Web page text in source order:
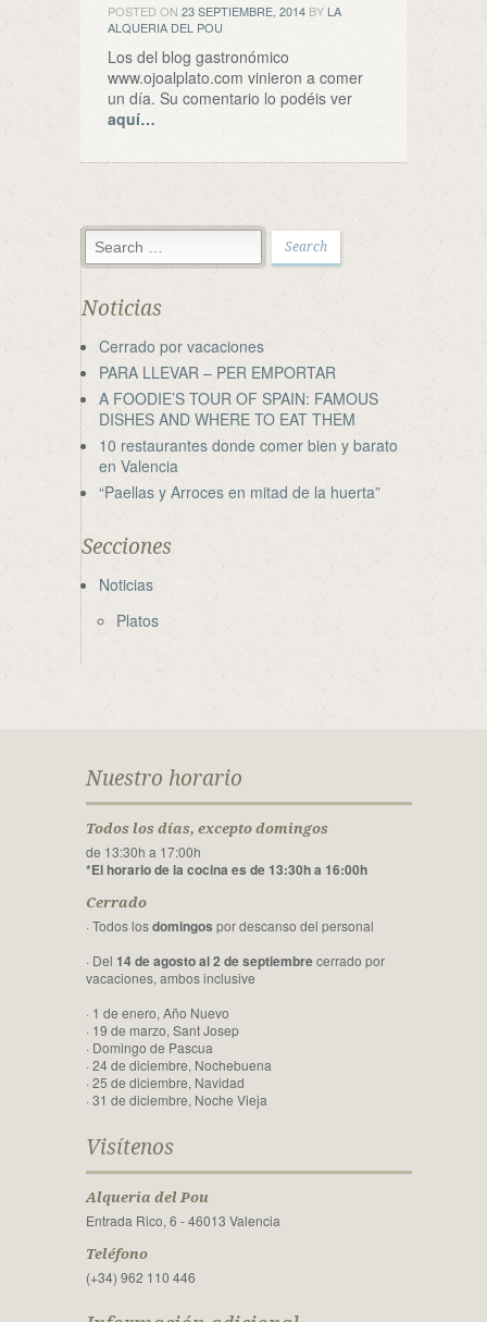
POSTED ON 23 SEPTIEMBRE, 2014 BY LA
ALQUERIA DEL POU
Los del blog gastronómico
www.ojoalplato.com vinieron a comer
un día. Su comentario lo podéis ver
aquí…
Noticias
Cerrado por vacaciones
PARA LLEVAR – PER EMPORTAR
A FOODIE’S TOUR OF SPAIN: FAMOUS
DISHES AND WHERE TO EAT THEM
10 restaurantes donde comer bien y barato
en Valencia
“Paellas y Arroces en mitad de la huerta”
Secciones
Noticias
Platos
Nuestro horario
Todos los días, excepto domingos
de 13:30h a 17:00h
*El horario de la cocina es de 13:30h a 16:00h
Cerrado
· Todos losdomingos por descanso del personal
· Del 14 de agosto al 2 de septiembrecerrado por
vacaciones, ambos inclusive
· 1 de enero, Año Nuevo
· 19 de marzo, Sant Josep
· Domingo de Pascua
· 24 de diciembre, Nochebuena
· 25 de diciembre, Navidad
· 31 de diciembre, Noche Vieja
Visítenos
Alqueria del Pou
Entrada Rico, 6 - 46013 Valencia
Teléfono
(+34) 962 110 446